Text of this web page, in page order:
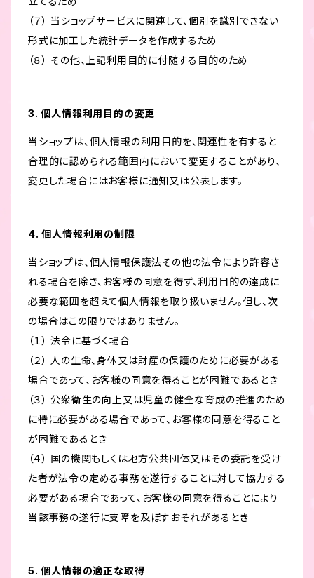
（７） 当ショップサービスに関連して、個別を識別できない
形式に加工した統計データを作成するため
（８） その他、上記利用目的に付随する目的のため
3. 個人情報利用目的の変更
当ショップは、個人情報の利用目的を、関連性を有すると
合理的に認められる範囲内において変更することがあり、
変更した場合にはお客様に通知又は公表します。
4. 個人情報利用の制限
当ショップは、個人情報保護法その他の法令により許容さ
れる場合を除き、お客様の同意を得ず、利用目的の達成に
必要な範囲を超えて個人情報を取り扱いません。但し、次
の場合はこの限りではありません。
（１） 法令に基づく場合
（２） 人の生命、身体又は財産の保護のために必要がある
場合であって、お客様の同意を得ることが困難であるとき
（３） 公衆衛生の向上又は児童の健全な育成の推進のため
に特に必要がある場合であって、お客様の同意を得ること
が困難であるとき
（４） 国の機関もしくは地方公共団体又はその委託を受け
た者が法令の定める事務を遂行することに対して協力する
必要がある場合であって、お客様の同意を得ることにより
当該事務の遂行に支障を及ぼすおそれがあるとき
5. 個人情報の適正な取得